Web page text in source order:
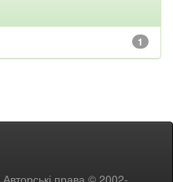
1
Авторські права © 2002-